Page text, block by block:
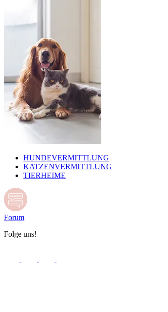
HUNDEVERMITTLUNG
KATZENVERMITTLUNG
TIERHEIME
Forum
Folge uns!